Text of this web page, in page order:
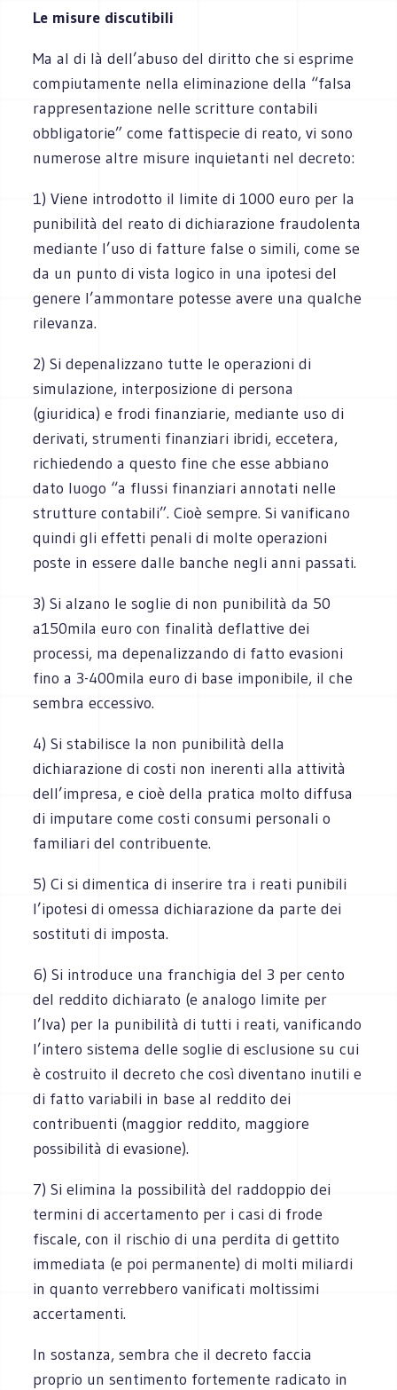
Le misure discutibili
Ma al di là dell’abuso del diritto che si esprime
compiutamente nella eliminazione della “falsa
rappresentazione nelle scritture contabili
obbligatorie” come fattispecie di reato, vi sono
numerose altre misure inquietanti nel decreto:
1) Viene introdotto il limite di 1000 euro per la
punibilità del reato di dichiarazione fraudolenta
mediante l’uso di fatture false o simili, come se
da un punto di vista logico in una ipotesi del
genere l’ammontare potesse avere una qualche
rilevanza.
2) Si depenalizzano tutte le operazioni di
simulazione, interposizione di persona
(giuridica) e frodi finanziarie, mediante uso di
derivati, strumenti finanziari ibridi, eccetera,
richiedendo a questo fine che esse abbiano
dato luogo “a flussi finanziari annotati nelle
strutture contabili”. Cioè sempre. Si vanificano
quindi gli effetti penali di molte operazioni
poste in essere dalle banche negli anni passati.
3) Si alzano le soglie di non punibilità da 50
a150mila euro con finalità deflattive dei
processi, ma depenalizzando di fatto evasioni
fino a 3-400mila euro di base imponibile, il che
sembra eccessivo.
4) Si stabilisce la non punibilità della
dichiarazione di costi non inerenti alla attività
dell’impresa, e cioè della pratica molto diffusa
di imputare come costi consumi personali o
familiari del contribuente.
5) Ci si dimentica di inserire tra i reati punibili
l’ipotesi di omessa dichiarazione da parte dei
sostituti di imposta.
6) Si introduce una franchigia del 3 per cento
del reddito dichiarato (e analogo limite per
l’Iva) per la punibilità di tutti i reati, vanificando
l’intero sistema delle soglie di esclusione su cui
è costruito il decreto che così diventano inutili e
di fatto variabili in base al reddito dei
contribuenti (maggior reddito, maggiore
possibilità di evasione).
7) Si elimina la possibilità del raddoppio dei
termini di accertamento per i casi di frode
fiscale, con il rischio di una perdita di gettito
immediata (e poi permanente) di molti miliardi
in quanto verrebbero vanificati moltissimi
accertamenti.
In sostanza, sembra che il decreto faccia
proprio un sentimento fortemente radicato in